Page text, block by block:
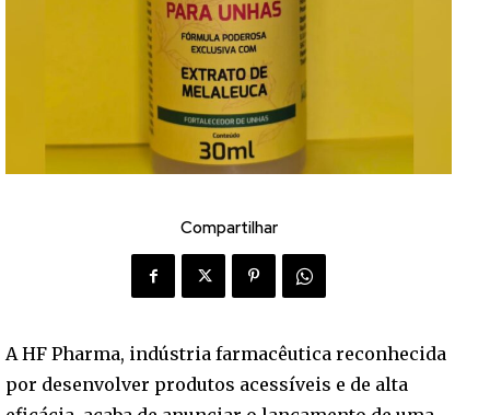
Compartilhar
A HF Pharma, indústria farmacêutica reconhecida
por desenvolver produtos acessíveis e de alta